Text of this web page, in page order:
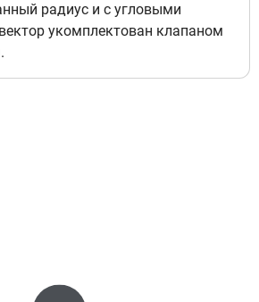
левый, Цвет
с текстурой
под заказ
радиус и с угловыми
укомплектован клапаном